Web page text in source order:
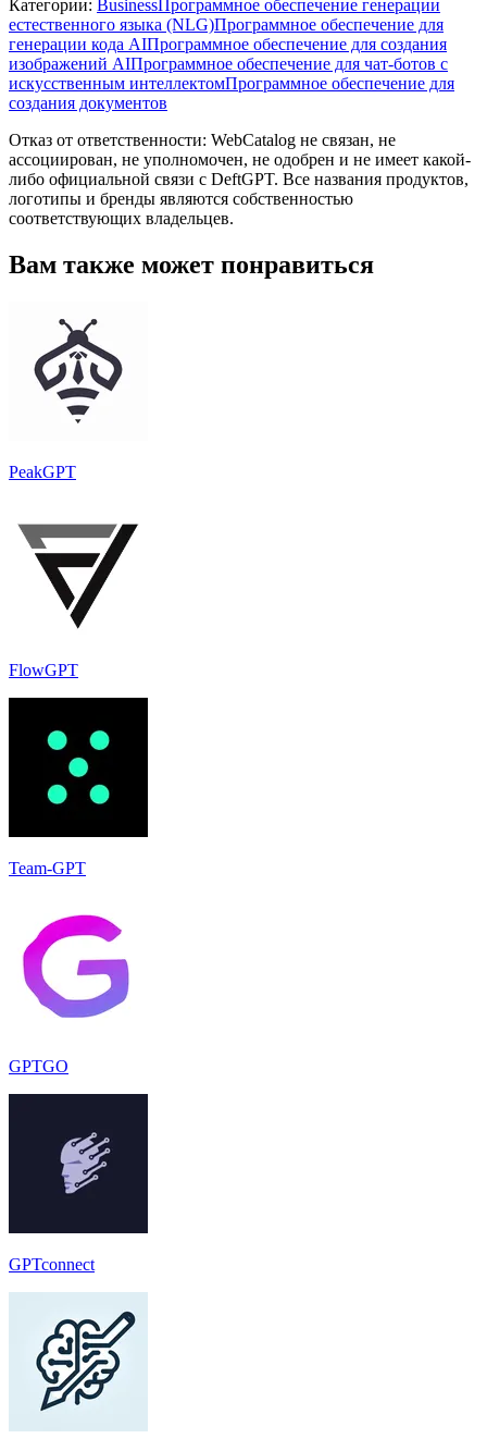
Категории: Business Программное обеспечение генерации
естественного языка (NLG)Программное обеспечение для
генерации кода AIПрограммное обеспечение для создания
изображений AIПрограммное обеспечение для чат-ботов с
искусственным интеллектомПрограммное обеспечение для
создания документов
Отказ от ответственности: WebCatalog не связан, не
ассоциирован, не уполномочен, не одобрен и не имеет какой-
либо официальной связи с DeftGPT. Все названия продуктов,
логотипы и бренды являются собственностью
соответствующих владельцев.
Вам также может понравиться
PeakGPT
FlowGPT
Team-GPT
GPTGO
GPTconnect